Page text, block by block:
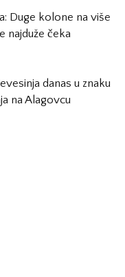
Duge kolone na više
najduže čeka
danas u znaku
na Alagovcu